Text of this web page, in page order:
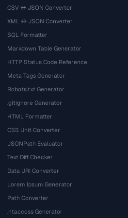
CSV ↔ JSON Converter
XML ↔ JSON Converter
SQL Formatter
Markdown Table Generator
HTTP Status Code Reference
Meta Tags Generator
Robots.txt Generator
.gitignore Generator
HTML Formatter
CSS Unit Converter
JSONPath Evaluator
Text Diff Checker
Data URI Converter
Lorem Ipsum Generator
Path Converter
.htaccess Generator